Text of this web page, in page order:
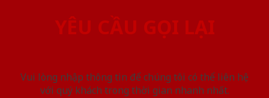
YÊU CẦU GỌI LẠI
Vui lòng nhập thông tin để chúng tôi có thể liên hệ
với quý khách trong thời gian nhanh nhất.